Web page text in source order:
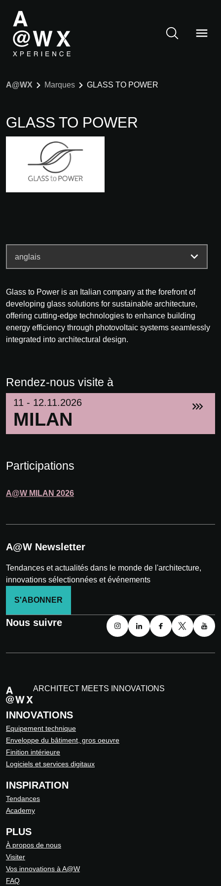
A@WX Marques GLASS TO POWER
GLASS TO POWER
Glass to Power is an Italian company at the forefront of
developing glass solutions for sustainable architecture,
offering cutting-edge technologies to enhance building
energy efficiency through photovoltaic systems seamlessly
integrated into architectural design.
Rendez-nous visite à
11 - 12.11.2026
MILAN
Participations
A@W MILAN 2026
A@W Newsletter
Tendances et actualités dans le monde de l'architecture,
innovations sélectionnées et événements
S'ABONNER
Nous suivre
ARCHITECT MEETS INNOVATIONS
INNOVATIONS
Equipement technique
Enveloppe du bâtiment, gros oeuvre
Finition intérieure
Logiciels et services digitaux
INSPIRATION
Tendances
Academy
PLUS
À propos de nous
Visiter
Vos innovations à A@W
FAQ